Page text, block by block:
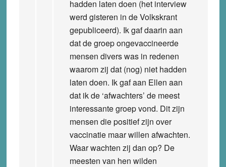
hadden laten doen (het interview
werd gisteren in de Volkskrant
gepubliceerd). Ik gaf daarin aan
dat de groep ongevaccineerde
mensen divers was in redenen
waarom zij dat (nog) niet hadden
laten doen. Ik gaf aan Ellen aan
dat ik de ‘afwachters’ de meest
interessante groep vond. Dit zijn
mensen die positief zijn over
vaccinatie maar willen afwachten.
Waar wachten zij dan op? De
meesten van hen wilden